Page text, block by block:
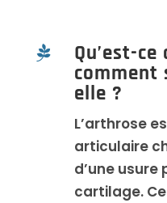
 Qu’est-
comment
elle ?
L’arthrose
articulaire
d’une usure
cartilage.